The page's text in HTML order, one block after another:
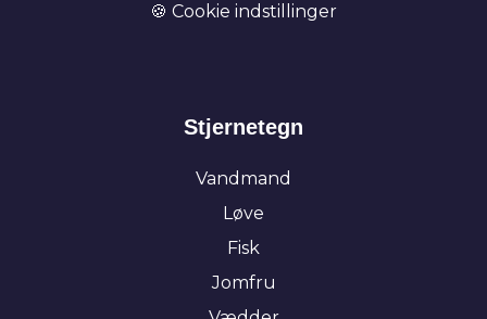
🍪 Cookie indstillinger
Stjernetegn
Vandmand
Løve
Fisk
Jomfru